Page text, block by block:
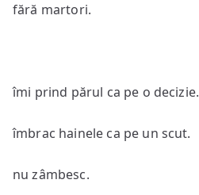
fără martori.
îmi prind părul ca pe o decizie.
îmbrac hainele ca pe un scut.
nu zâmbesc.